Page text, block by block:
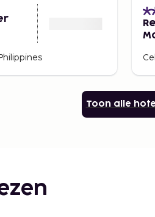
Toon alle